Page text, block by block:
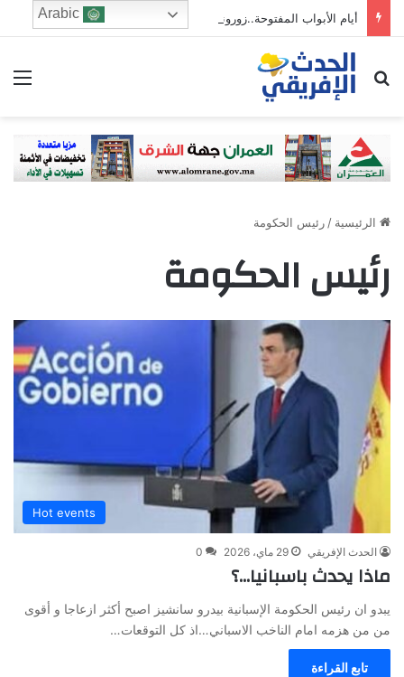
أيام الأبواب المفتوحة..زورونا لاكتشاف مشاريعنا السكنية
ابحث عن
الرئيسية /رئيس الحكومة
رئيس الحكومة
Hot events
الحدث الإفريقي 29 ماي، 2026 0
ماذا يحدث باسبانيا…؟
يبدو ان رئيس الحكومة الإسبانية بيدرو سانشيز اصبح أكثر ازعاجا و أقوى
من من هزمه امام الناخب الاسباني…اذ كل التوقعات…
تابع القراءة
Arabic